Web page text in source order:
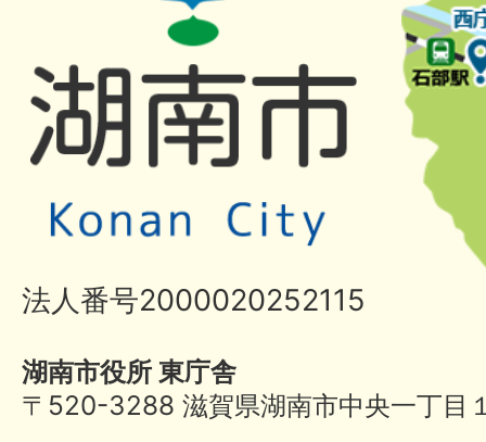
法人番号2000020252115
湖南市役所 東庁舎
〒520-3288 滋賀県湖南市中央一丁目